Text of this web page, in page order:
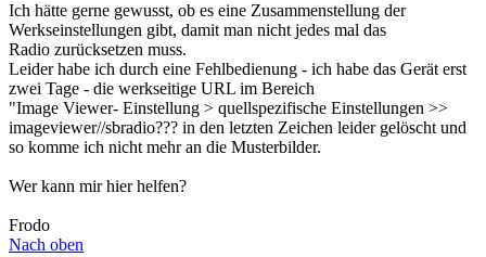
Ich hätte gerne gewusst, ob es eine Zusammenstellung der
Werkseinstellungen gibt, damit man nicht jedes mal das
Radio zurücksetzen muss.
Leider habe ich durch eine Fehlbedienung - ich habe das Gerät erst
zwei Tage - die werkseitige URL im Bereich
"Image Viewer- Einstellung > quellspezifische Einstellungen >>
imageviewer//sbradio??? in den letzten Zeichen leider gelöscht und
so komme ich nicht mehr an die Musterbilder.
Wer kann mir hier helfen?
Frodo
Nach oben